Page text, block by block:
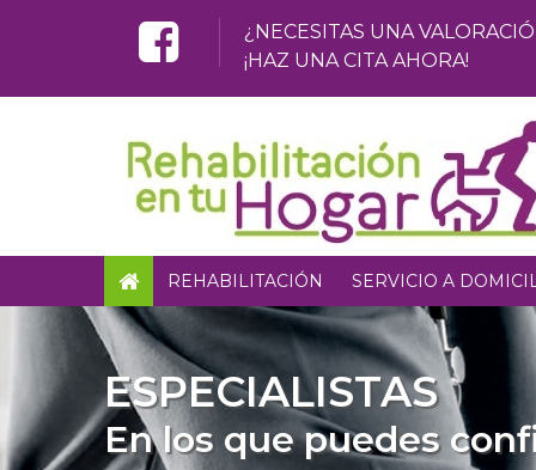
¿NECESITAS UNA
¡HAZ UNA CITA AHORA!
REHABILITACIÓN SERVICIO A
ESPECIALISTAS
En los que puedes